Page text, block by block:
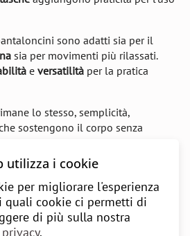
utilizza i cookie
per migliorare l'esperienza
quali cookie ci permetti di
di più sulla nostra
.
sono adatti sia per il
sia per movimenti più rilassati.
e versatilità per la pratica
lo stesso, semplicità,
sostengono il corpo senza
5% elastan